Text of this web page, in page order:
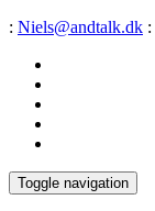
: Niels@andtalk.dk
Toggle navigation